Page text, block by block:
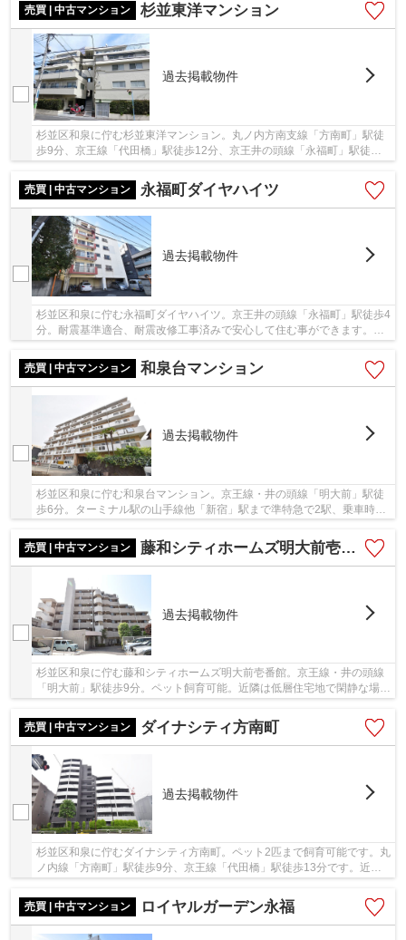
売買 | 中古マンション 杉並東洋マンション
過去掲載物件
杉並区和泉に佇む杉並東洋マンション。丸ノ内方南支線「方南町」駅徒
歩9分、京王線「代田橋」駅徒歩12分、京王井の頭線「永福町」駅徒歩
18分。駅前にスーパー等があり買い物に困りませ...
売買 | 中古マンション
永福町ダイヤハイツ
過去掲載物件
杉並区和泉に佇む永福町ダイヤハイツ。京王井の頭線「永福町」駅徒歩4
分。耐震基準適合、耐震改修工事済みで安心して住む事ができます。大
事な家族、ペットも飼育可能。施工は、三菱建...
売買 | 中古マンション
和泉台マンション
過去掲載物件
杉並区和泉に佇む和泉台マンション。京王線・井の頭線「明大前」駅徒
歩6分。ターミナル駅の山手線他「新宿」駅まで準特急で2駅、乗車時間
売買 | 中古マンション
藤和シティホームズ明大前壱番館
過去掲載物件
杉並区和泉に佇む藤和シティホームズ明大前壱番館。京王線・井の頭線
「明大前」駅徒歩9分。ペット飼育可能。近隣は低層住宅地で閑静な場所
売買 | 中古マンション
ダイナシティ方南町
過去掲載物件
杉並区和泉に佇むダイナシティ方南町。ペット2匹まで飼育可能です。丸
ノ内線「方南町」駅徒歩9分、京王線「代田橋」駅徒歩13分です。近隣
売買 | 中古マンション
ロイヤルガーデン永福